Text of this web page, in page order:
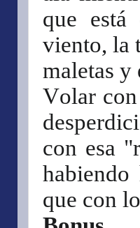
que está
viento, la
maletas y
Volar
con esa
habiendo
que con